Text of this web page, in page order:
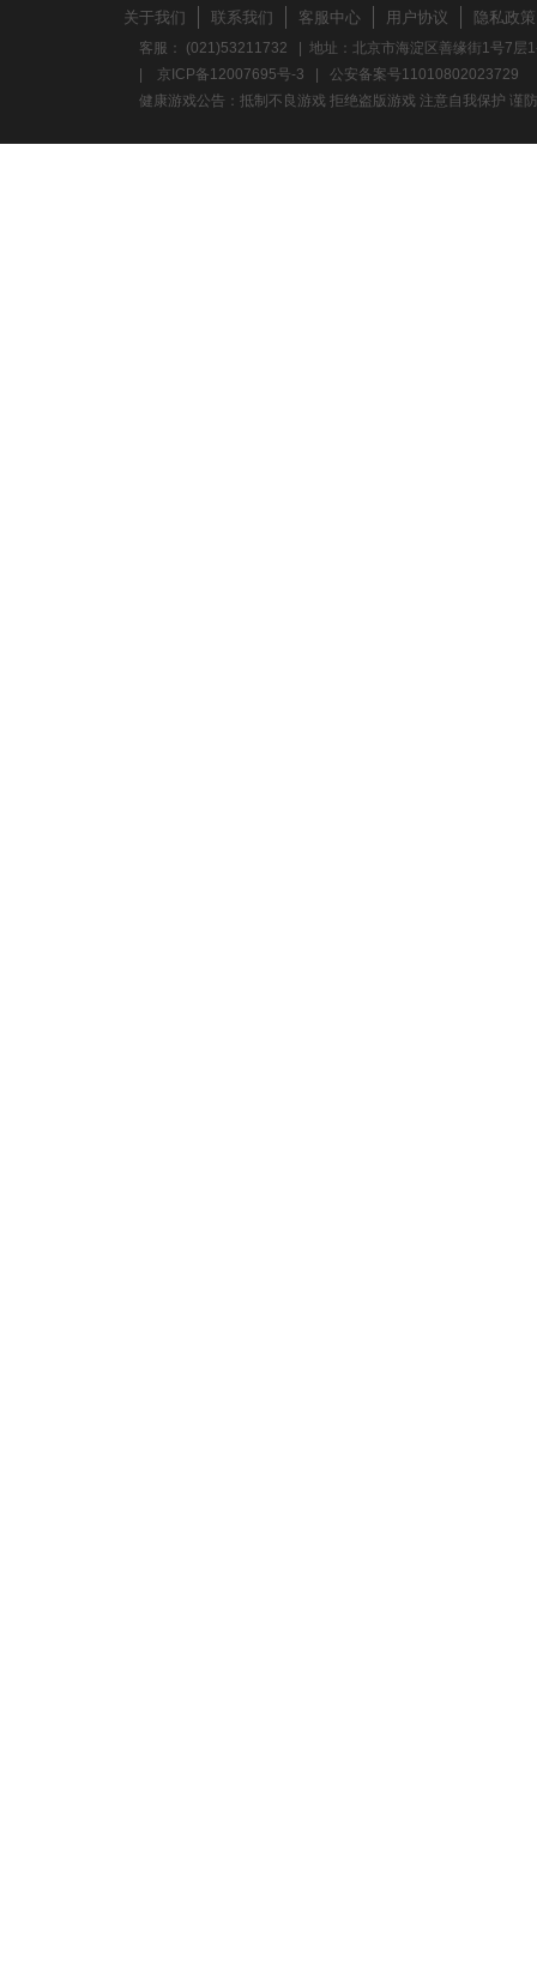
关于我们 联系我们 客服中心 用户协议 隐私政策
客服： (021)53211732 | 地址：北京市海淀区善缘街1号7
京ICP备12007695号-3
公安备案号11010802023729
健康游戏公告：抵制不良游戏 拒绝盗版游戏 注意自我保护 谨